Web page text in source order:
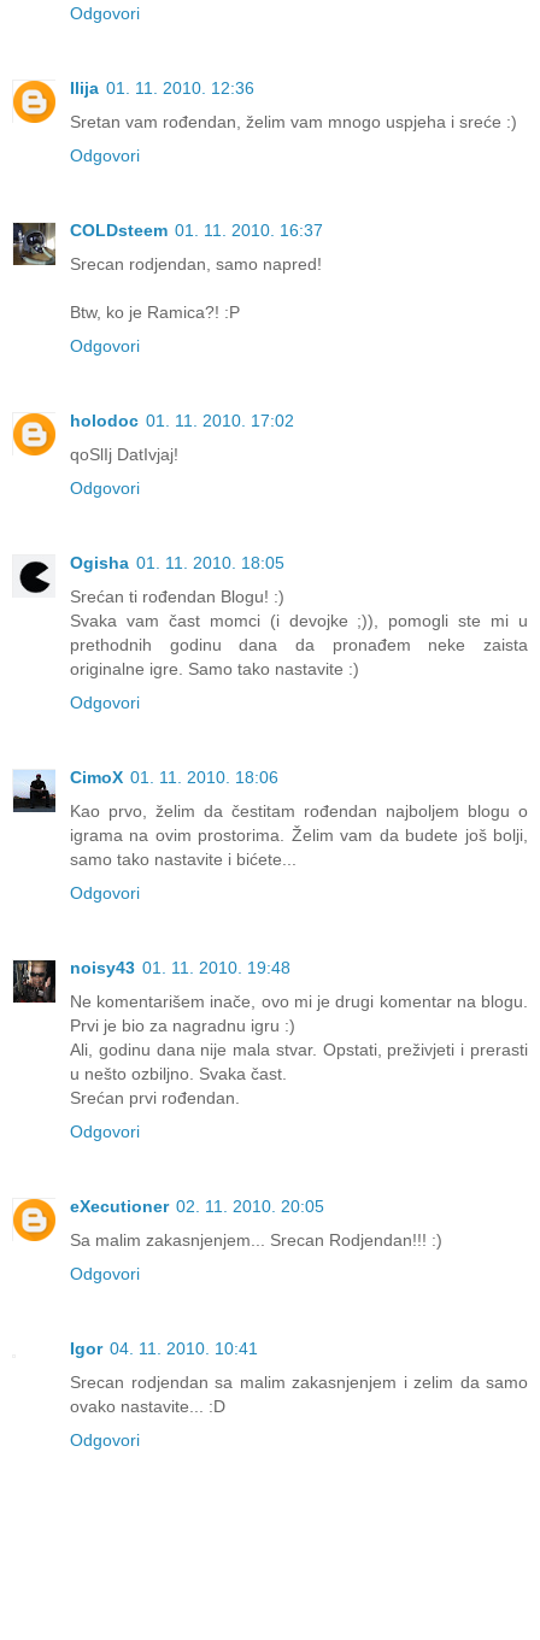
Odgovori
Ilija 01. 11. 2010. 12:36
Sretan vam rođendan, želim vam mnogo uspjeha i sreće :)
Odgovori
COLDsteem 01. 11. 2010. 16:37
Srecan rodjendan, samo napred!
Btw, ko je Ramica?! :P
Odgovori
holodoc 01. 11. 2010. 17:02
qoSlIj DatIvjaj!
Odgovori
Ogisha 01. 11. 2010. 18:05
Srećan ti rođendan Blogu! :)
Svaka vam čast momci (i devojke ;)), pomogli ste mi u
prethodnih godinu dana da pronađem neke zaista
originalne igre. Samo tako nastavite :)
Odgovori
CimoX 01. 11. 2010. 18:06
Kao prvo, želim da čestitam rođendan najboljem blogu o
igrama na ovim prostorima. Želim vam da budete još bolji,
samo tako nastavite i bićete...
Odgovori
noisy43 01. 11. 2010. 19:48
Ne komentarišem inače, ovo mi je drugi komentar na blogu.
Prvi je bio za nagradnu igru :)
Ali, godinu dana nije mala stvar. Opstati, preživjeti i prerasti
u nešto ozbiljno. Svaka čast.
Srećan prvi rođendan.
Odgovori
eXecutioner 02. 11. 2010. 20:05
Sa malim zakasnjenjem... Srecan Rodjendan!!! :)
Odgovori
Igor 04. 11. 2010. 10:41
Srecan rodjendan sa malim zakasnjenjem i zelim da samo
ovako nastavite... :D
Odgovori